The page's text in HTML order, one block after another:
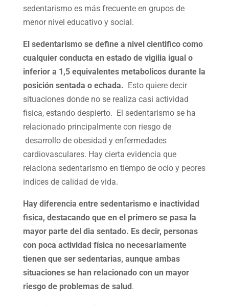
sedentarismo es más frecuente en grupos de
menor nivel educativo y social.
El sedentarismo se define a nivel cientifico como
cualquier conducta en estado de vigilia igual o
inferior a 1,5 equivalentes metabolicos durante la
posición sentada o echada. Esto quiere decir
situaciones donde no se realiza casi actividad
fisica, estando despierto. El sedentarismo se ha
relacionado principalmente con riesgo de
desarrollo de obesidad y enfermedades
cardiovasculares. Hay cierta evidencia que
relaciona sedentarismo en tiempo de ocio y peores
indices de calidad de vida.
Hay diferencia entre sedentarismo e inactividad
fisica, destacando que en el primero se pasa la
mayor parte del dia sentado. Es decir, personas
con poca actividad física no necesariamente
tienen que ser sedentarias, aunque ambas
situaciones se han relacionado con un mayor
riesgo de problemas de salud.